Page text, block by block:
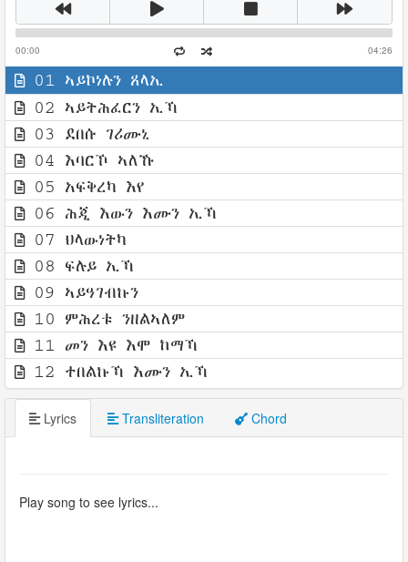
00:00 04:26
01 ኣይኮነሉን ጸላኢ
02 ኣይትሕፈርን ኢኻ
03 ደበሱ ገሪሙኒ
04 እባርኾ ኣለኹ
05 አፍቅረካ እየ
06 ሕጂ እውን እሙን ኢኻ
07 ህላውነትካ
08 ፍሉይ ኢኻ
09 ኣይዓገብኩን
10 ምሕረቱ ንዘልኣለም
11 መን እዩ እሞ ከማኻ
12 ተበልኩኻ እሙን ኢኻ
Lyrics Transliteration Chord
Play song to see lyrics...